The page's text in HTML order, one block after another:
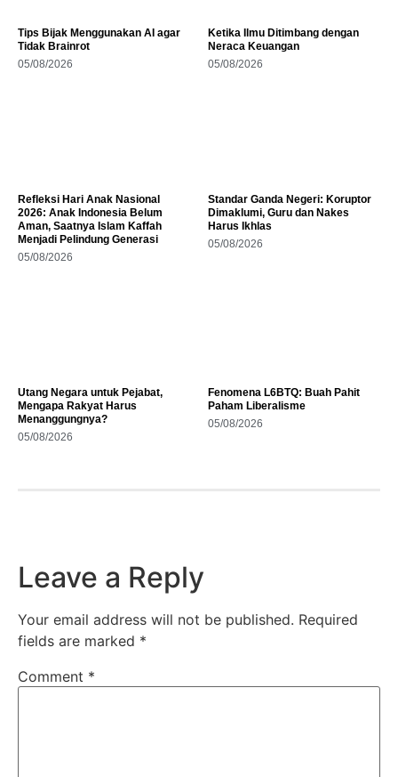
Tips Bijak Menggunakan AI agar
Tidak Brainrot
05/08/2026
Ketika Ilmu Ditimbang dengan
Neraca Keuangan
05/08/2026
Refleksi Hari Anak Nasional
2026: Anak Indonesia Belum
Aman, Saatnya Islam Kaffah
Menjadi Pelindung Generasi
05/08/2026
Standar Ganda Negeri: Koruptor
Dimaklumi, Guru dan Nakes
Harus Ikhlas
05/08/2026
Utang Negara untuk Pejabat,
Mengapa Rakyat Harus
Menanggungnya?
05/08/2026
Fenomena L6BTQ: Buah Pahit
Paham Liberalisme
05/08/2026
Leave a Reply
Your email address will not be published. Required
fields are marked *
Comment *